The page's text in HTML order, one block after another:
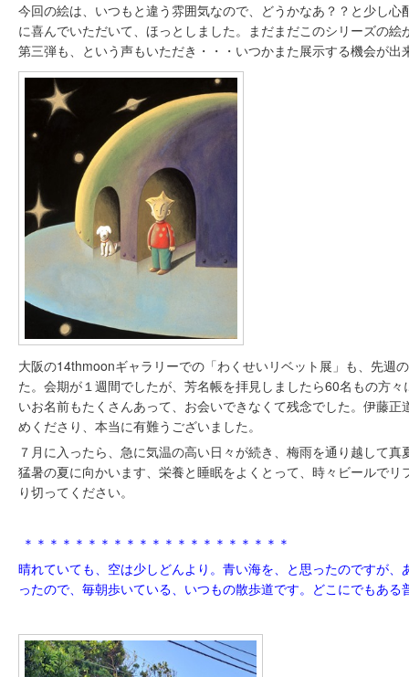
今回の絵は、いつもと違う雰囲気なので、どうかなあ？？と少し心
に喜んでいただいて、ほっとしました。まだまだこのシリーズの絵
第三弾も、という声もいただき・・・いつかまた展示する機会が出
大阪の14thmoonギャラリーでの「わくせいリベット展」も、先週
た。会期が１週間でしたが、芳名帳を拝見しましたら60名もの方
いお名前もたくさんあって、お会いできなくて残念でした。伊藤正
めくださり、本当に有難うございました。
７月に入ったら、急に気温の高い日々が続き、梅雨を通り越して
猛暑の夏に向かいます、栄養と睡眠をよくとって、時々ビールでリ
り切ってください。
＊＊＊＊＊＊＊＊＊＊＊＊＊＊＊＊＊＊＊＊＊
晴れていても、空は少しどんより。青い海を、と思ったのですが、
ったので、毎朝歩いている、いつもの散歩道です。どこにでもある